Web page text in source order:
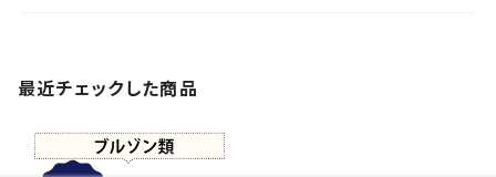
最近チェックした商品